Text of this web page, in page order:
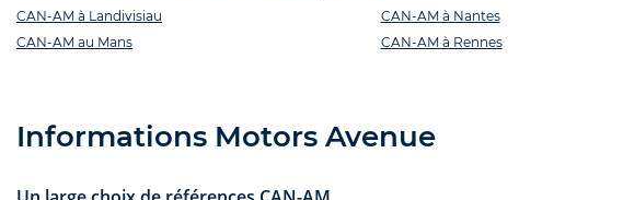
CAN-AM à Landivisiau
CAN-AM au Mans
CAN-AM à Nantes
CAN-AM à Rennes
Informations Motors Avenue